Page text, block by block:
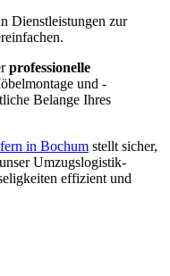
Dienstleistungen zur
professionelle
und -
Belange Ihres
in Bochum stellt sicher,
Umzugslogistik-
effizient und